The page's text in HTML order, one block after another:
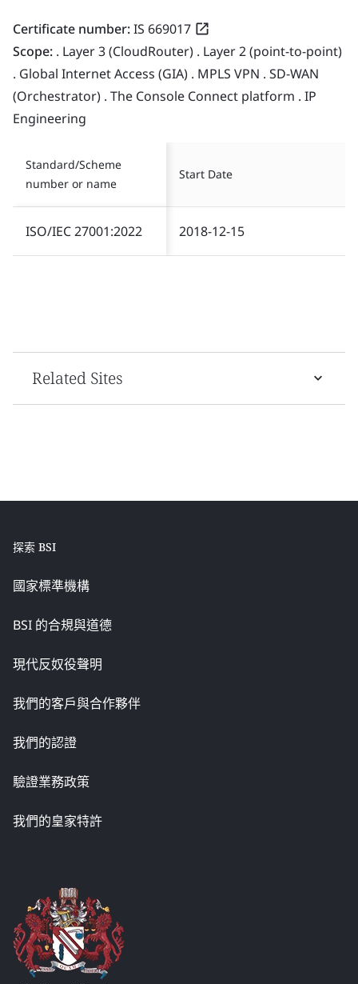
Certificate number:IS 669017
Scope: . Layer 3 (CloudRouter) . Layer 2 (point-to-point)
. Global Internet Access (GIA) . MPLS VPN . SD-WAN
(Orchestrator) . The Console Connect platform . IP
Engineering
Standard/Scheme
number or name
Start Date
ISO/IEC 27001:2022 2018-12-15
Related Sites
探索 BSI
國家標準機構
BSI 的合規與道德
現代反奴役聲明
我們的客戶與合作夥伴
我們的認證
驗證業務政策
我們的皇家特許